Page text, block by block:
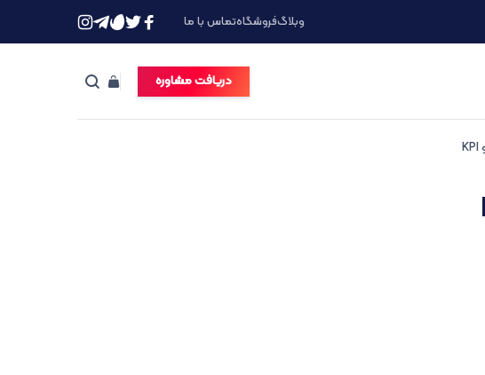
وبلاگفروشگاهتماس با ما
دریافت مشاوره